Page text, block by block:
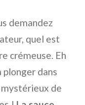
demandez
quel est
crémeuse. Eh
plonger dans
de